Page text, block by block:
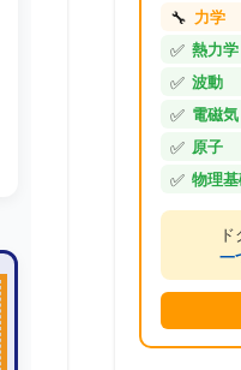
🔧 力学
✅ 熱力学
✅ 波動
✅ 電磁気
✅ 原子
✅ 物理
一